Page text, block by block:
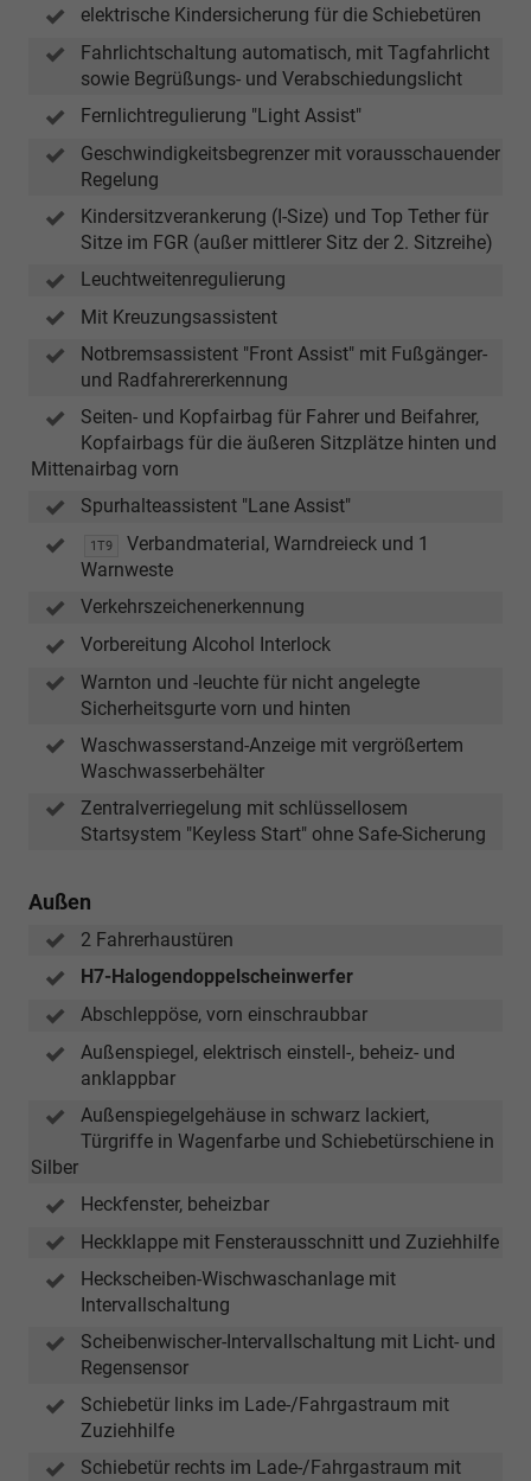
elektrische Kindersicherung für die Schiebetüren
Fahrlichtschaltung automatisch, mit Tagfahrlicht
sowie Begrüßungs- und Verabschiedungslicht
Fernlichtregulierung "Light Assist"
Geschwindigkeitsbegrenzer mit vorausschauender
Regelung
Kindersitzverankerung (I-Size) und Top Tether für
Sitze im FGR (außer mittlerer Sitz der 2. Sitzreihe)
Leuchtweitenregulierung
Mit Kreuzungsassistent
Notbremsassistent "Front Assist" mit Fußgänger-
und Radfahrererkennung
Seiten- und Kopfairbag für Fahrer und Beifahrer,
Kopfairbags für die äußeren Sitzplätze hinten und
Mittenairbag vorn
Spurhalteassistent "Lane Assist"
1T9
Verbandmaterial, Warndreieck und 1
Warnweste
Verkehrszeichenerkennung
Vorbereitung Alcohol Interlock
Warnton und -leuchte für nicht angelegte
Sicherheitsgurte vorn und hinten
Waschwasserstand-Anzeige mit vergrößertem
Waschwasserbehälter
Zentralverriegelung mit schlüssellosem
Startsystem "Keyless Start" ohne Safe-Sicherung
Außen
2 Fahrerhaustüren
H7-Halogendoppelscheinwerfer
Abschleppöse, vorn einschraubbar
Außenspiegel, elektrisch einstell-, beheiz- und
anklappbar
Außenspiegelgehäuse in schwarz lackiert,
Türgriffe in Wagenfarbe und Schiebetürschiene in
Silber
Heckfenster, beheizbar
Heckklappe mit Fensterausschnitt und Zuziehhilfe
Heckscheiben-Wischwaschanlage mit
Intervallschaltung
Scheibenwischer-Intervallschaltung mit Licht- und
Regensensor
Schiebetür links im Lade-/Fahrgastraum mit
Zuziehhilfe
Schiebetür rechts im Lade-/Fahrgastraum mit